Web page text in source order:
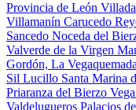
Provincia de León
Villamanín Carucedo
Sancedo Noceda del
Valverde de la Virgen
Gordón, La Vegaquemada
Sil Lucillo Santa Marina
Priaranza del Bierzo
Valdelugueros Palacios